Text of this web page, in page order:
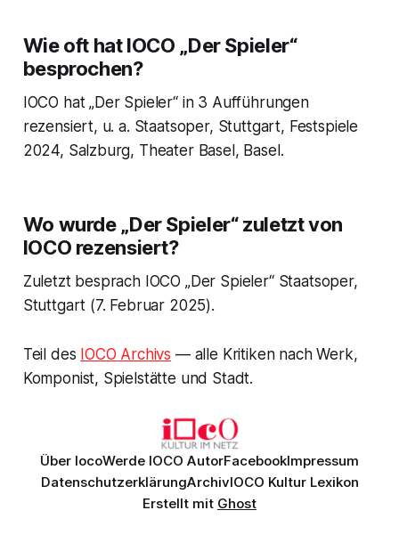
Wie oft hat IOCO „Der Spieler“
besprochen?
IOCO hat „Der Spieler“ in 3 Aufführungen
rezensiert, u. a. Staatsoper, Stuttgart, Festspiele
2024, Salzburg, Theater Basel, Basel.
Wo wurde „Der Spieler“ zuletzt von
IOCO rezensiert?
Zuletzt besprach IOCO „Der Spieler“ Staatsoper,
Stuttgart (7. Februar 2025).
Teil des IOCO Archivs — alle Kritiken nach Werk,
Komponist, Spielstätte und Stadt.
Über IocoWerde IOCO AutorFacebookImpressum
DatenschutzerklärungArchivIOCO Kultur Lexikon
Erstellt mit Ghost